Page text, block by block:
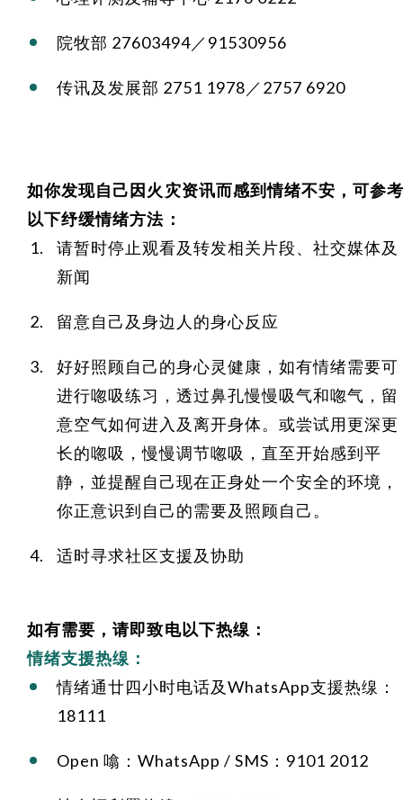
院牧部 27603494／91530956
传讯及发展部 2751 1978／2757 6920
如你发现自己因火灾资讯而感到情绪不安，可参
以下纾缓情绪方法：
请暂时停止观看及转发相关片段、社交媒体及
新闻
留意自己及身边人的身心反应
好好照顾自己的身心灵健康，如有情绪需要可
进行唿吸练习，透过鼻孔慢慢吸气和唿气，留
意空气如何进入及离开身体。或尝试用更深更
长的唿吸，慢慢调节唿吸，直至开始感到平
静，並提醒自己现在正身处一个安全的环境，
你正意识到自己的需要及照顾自己。
适时寻求社区支援及协助
如有需要，请即致电以下热缐：
情绪支援热缐：
情绪通廿四小时电话及WhatsApp支援热缐：
18111
Open 噏：WhatsApp / SMS：9101 2012